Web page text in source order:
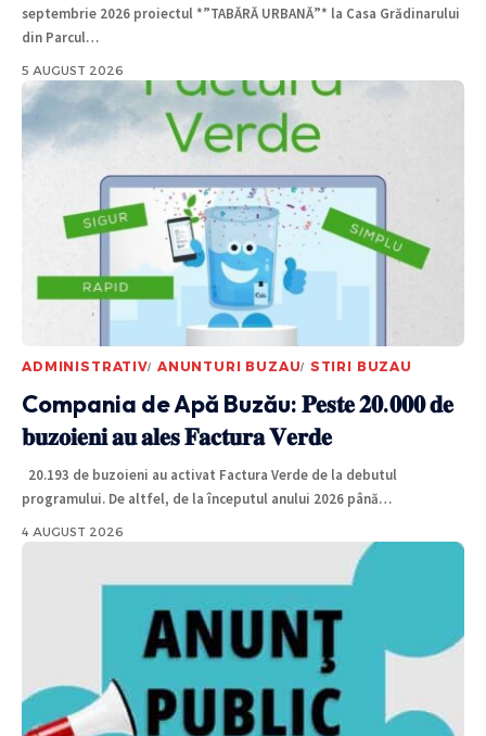
septembrie 2026 proiectul *”TABĂRĂ URBANĂ”* la Casa Grădinarului
din Parcul…
5 AUGUST 2026
ADMINISTRATIV ANUNTURI BUZAU STIRI BUZAU
Compania de Apă Buzău: 𝐏𝐞𝐬𝐭𝐞 𝟐𝟎.𝟎𝟎𝟎 𝐝𝐞
𝐛𝐮𝐳𝐨𝐢𝐞𝐧𝐢 𝐚𝐮 𝐚𝐥𝐞𝐬 𝐅𝐚𝐜𝐭𝐮𝐫𝐚 𝐕𝐞𝐫𝐝𝐞
20.193 de buzoieni au activat Factura Verde de la debutul
programului. De altfel, de la începutul anului 2026 până…
4 AUGUST 2026